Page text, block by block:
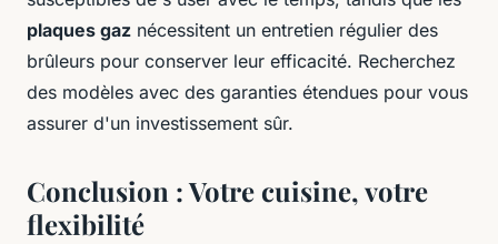
plaques gaz nécessitent un entretien régulier des
brûleurs pour conserver leur efficacité. Recherchez
des modèles avec des garanties étendues pour vous
assurer d'un investissement sûr.
Conclusion : Votre cuisine, votre
flexibilité